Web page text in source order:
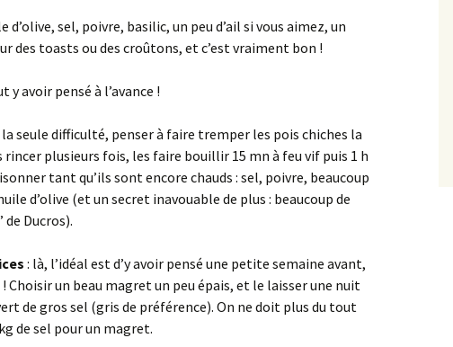
d’olive, sel, poivre, basilic, un peu d’ail si vous aimez, un
des toasts ou des croûtons, et c’est vraiment bon !
avoir pensé à l’avance !
la seule difficulté, penser à faire tremper les pois chiches la
plusieurs fois, les faire bouillir 15 mn à feu vif puis 1 h
tant qu’ils sont encore chauds : sel, poivre, beaucoup
d’olive (et un secret inavouable de plus : beaucoup de
Ducros).
: là, l’idéal est d’y avoir pensé une petite semaine avant,
Choisir un beau magret un peu épais, et le laisser une nuit
de gros sel (gris de préférence). On ne doit plus du tout
de sel pour un magret.